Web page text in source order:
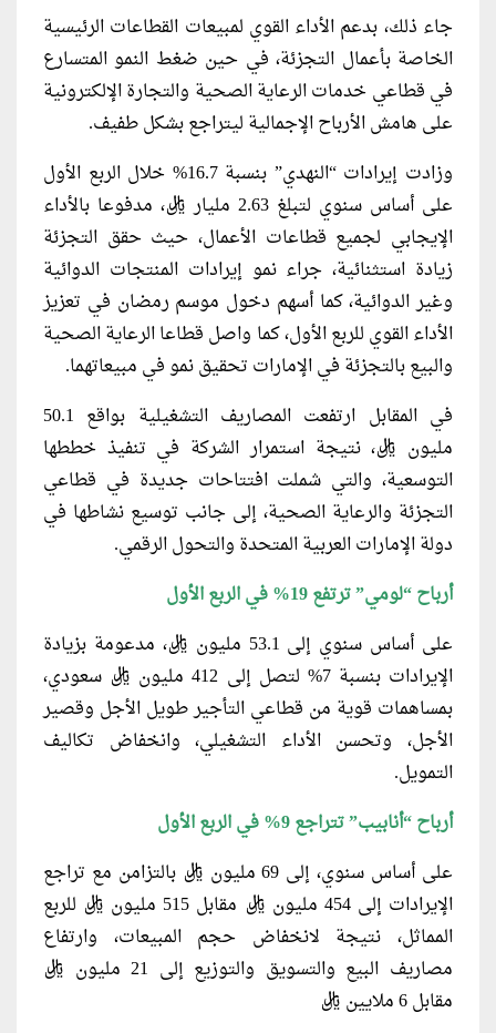
جاء ذلك، بدعم الأداء القوي لمبيعات القطاعات الرئيسية
الخاصة بأعمال التجزئة، في حين ضغط النمو المتسارع
في قطاعي خدمات الرعاية الصحية والتجارة الإلكترونية
على هامش الأرباح الإجمالية ليتراجع بشكل طفيف.
وزادت إيرادات “النهدي” بنسبة 16.7% خلال الربع الأول
على أساس سنوي لتبلغ 2.63 مليار ريال، مدفوعا بالأداء
الإيجابي لجميع قطاعات الأعمال، حيث حقق التجزئة
زيادة استثنائية، جراء نمو إيرادات المنتجات الدوائية
وغير الدوائية، كما أسهم دخول موسم رمضان في تعزيز
الأداء القوي للربع الأول، كما واصل قطاعا الرعاية الصحية
والبيع بالتجزئة في الإمارات تحقيق نمو في مبيعاتهما.
في المقابل ارتفعت المصاريف التشغيلية بواقع 50.1
مليون ريال، نتيجة استمرار الشركة في تنفيذ خططها
التوسعية، والتي شملت افتتاحات جديدة في قطاعي
التجزئة والرعاية الصحية، إلى جانب توسيع نشاطها في
دولة الإمارات العربية المتحدة والتحول الرقمي.
أرباح “لومي” ترتفع 19% في الربع الأول
على أساس سنوي إلى 53.1 مليون ريال، مدعومة بزيادة
الإيرادات بنسبة 7% لتصل إلى 412 مليون ريال سعودي،
بمساهمات قوية من قطاعي التأجير طويل الأجل وقصير
الأجل، وتحسن الأداء التشغيلي، وانخفاض تكاليف
التمويل.
أرباح “أنابيب” تتراجع 9% في الربع الأول
على أساس سنوي، إلى 69 مليون ريال بالتزامن مع تراجع
الإيرادات إلى 454 مليون ريال مقابل 515 مليون ريال للربع
المماثل، نتيجة لانخفاض حجم المبيعات، وارتفاع
مصاريف البيع والتسويق والتوزيع إلى 21 مليون ريال
مقابل 6 ملايين ريال